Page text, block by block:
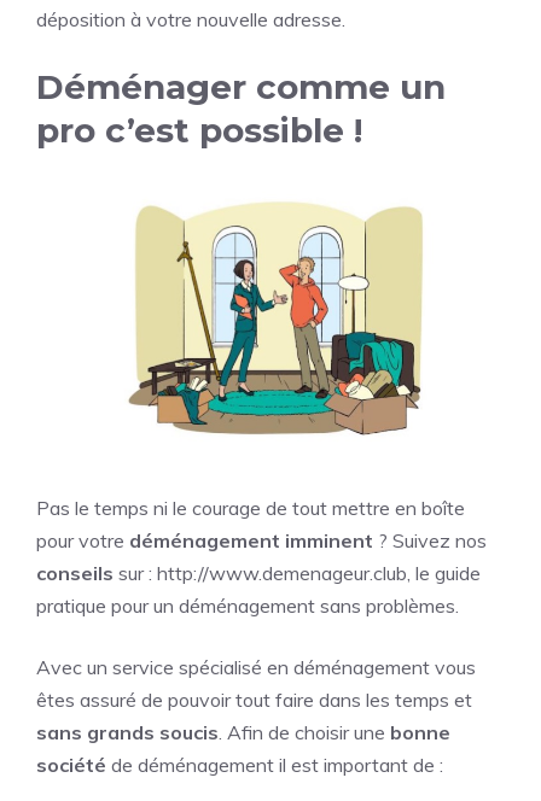
déposition à votre nouvelle adresse.
Déménager comme un
pro c’est possible !
Pas le temps ni le courage de tout mettre en boîte
pour votre déménagement imminent ? Suivez nos
conseils sur : http://www.demenageur.club, le guide
pratique pour un déménagement sans problèmes.
Avec un service spécialisé en déménagement vous
êtes assuré de pouvoir tout faire dans les temps et
sans grands soucis. Afin de choisir une bonne
société de déménagement il est important de :